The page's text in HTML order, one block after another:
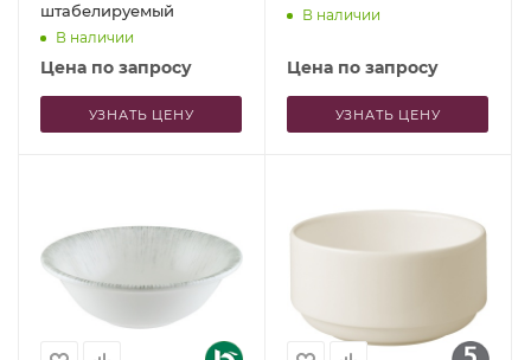
штабелируемый
В наличии
Цена по запросу
УЗНАТЬ ЦЕНУ
В наличии
Цена по запросу
УЗНАТЬ ЦЕНУ